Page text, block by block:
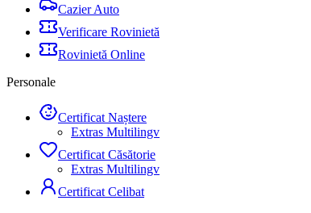
Cazier Auto
Verificare Rovinietă
Rovinietă Online
Personale
Certificat Naștere
Extras Multilingv
Certificat Căsătorie
Extras Multilingv
Certificat Celibat